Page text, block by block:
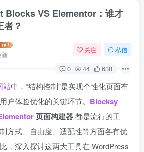
Blocks VS Elementor：谁才
？
新
关注 私信
0 44 638
站中，“结构控制”是实现个性化页面布
户体验优化的关键环节。 Blocksy
页面构建器都是流行的工
方式、自由度、适配性等方面各有优
，深入探讨这两大工具在 WordPress